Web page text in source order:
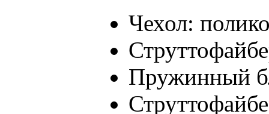
Чехол:
Пружинный